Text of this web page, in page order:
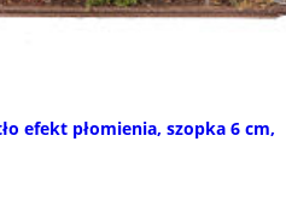
efekt płomienia, szopka 6 cm,